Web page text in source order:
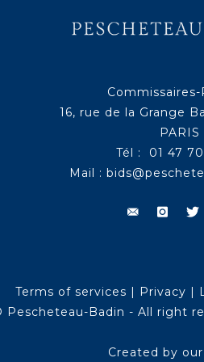
16, rue de la Grange
PARIS
Tél : 01 47
Mail :
Terms of services | Privacy |
Pescheteau-Badin - All right
Created by